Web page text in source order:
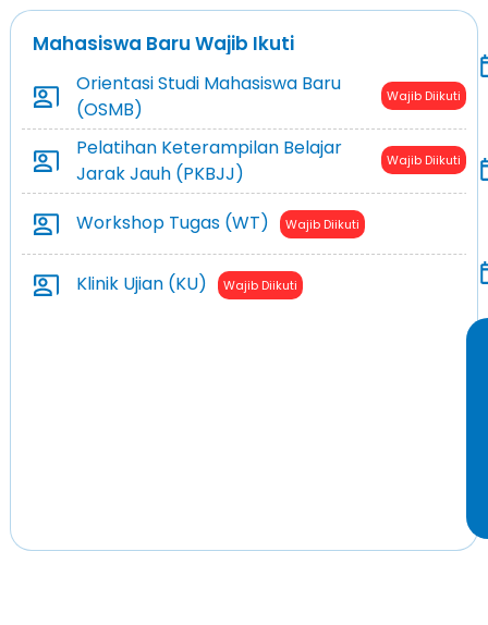
Mahasiswa Baru Wajib Ikuti
Orientasi Studi Mahasiswa Baru
(OSMB)
Wajib Diikuti
Pelatihan Keterampilan Belajar
Jarak Jauh (PKBJJ)
Wajib Diikuti
Workshop Tugas (WT) Wajib Diikuti
Klinik Ujian (KU) Wajib Diikuti